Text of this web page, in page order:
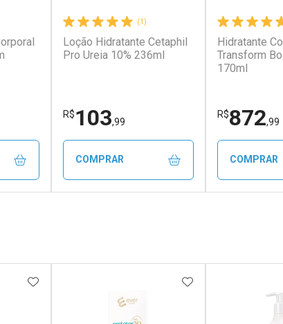
(1)
Loção Hidratante Cetaphil
Pro Ureia 10% 236ml
R$103,99
COMPRAR
Hidratante
Transform
170ml
R$872,99
COMPRAR
ADICIONAR AOS FAVORITOSADICIONAR AOS